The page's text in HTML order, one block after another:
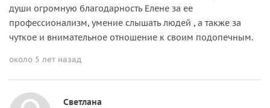
души огромную благодарность Елене за ее
профессионализм, умение слышать людей , а также за
чуткое и внимательное отношение к своим подопечным.
около 5 лет назад
Светлана